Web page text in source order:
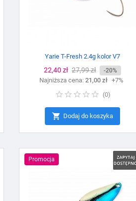
Yarie T-Fresh 2.4g kolor V7
Cena
22,40 zł Cena
podstawowa
27,99 zł -20%
Najniższa cena: 21,00 zł +7%
(0)
 Dodaj do koszyka
Promocja